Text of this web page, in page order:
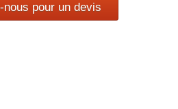
nous pour un devis